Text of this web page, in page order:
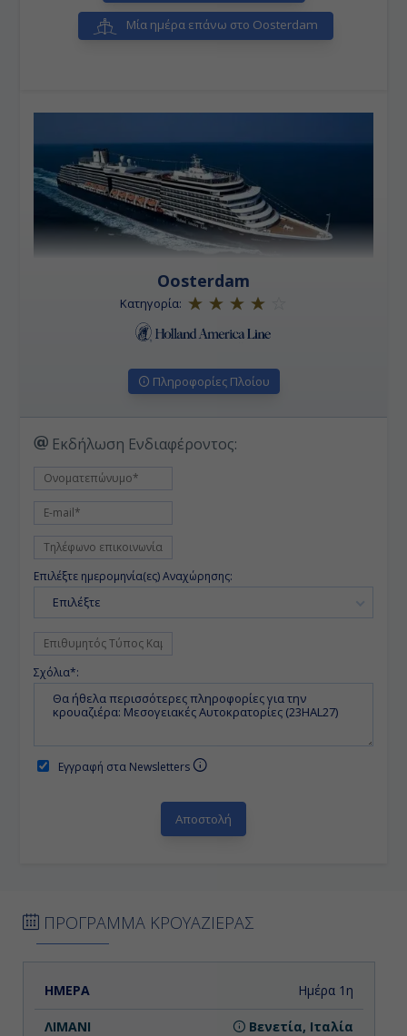
θεωρείται από τις ομορφότερες πόλεις της
Μεσογείου (η "Βενετία της Ανατολής"). Σε διάφορα
Μία ημέρα επάνω στο Oosterdam
Oosterdam
Κατηγορία:
Πληροφορίες Πλοίου
Εκδήλωση Ενδιαφέροντος:
Επιλέξτε ημερομηνία(ες) Αναχώρησης:
Επιλέξτε
Σχόλια*:
Εγγραφή στα Newsletters
ΠΡΟΓΡΑΜΜΑ ΚΡΟΥΑΖΙΕΡΑΣ
ΗΜΕΡΑ ΑΝΑΧΩΡΗΣΗ
Ημέρα 1η
Βενετία, Ιταλία